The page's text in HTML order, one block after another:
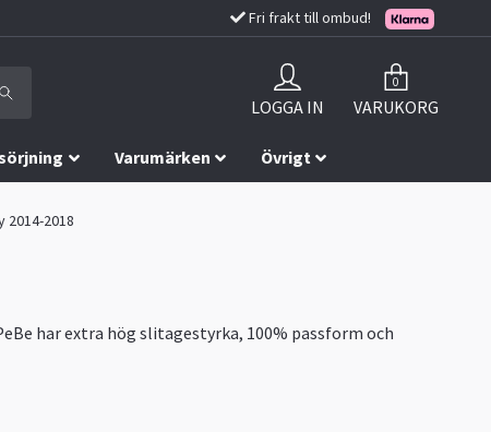
Fri frakt till ombud!
LOGGA IN
0
VARUKORG
Varumärken Övrigt
2014-2018
har extra hög slitagestyrka, 100% passform och